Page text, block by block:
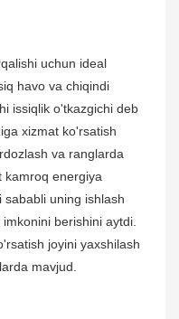
uchun ideal
havo va chiqindi
issiqlik o'tkazgichi deb
xizmat ko'rsatish
va ranglarda
kamroq energiya
uning ishlash
berishini aytdi.
joyini yaxshilash
mavjud.